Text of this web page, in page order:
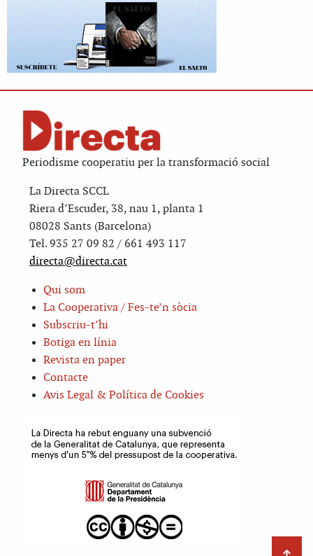
Periodisme cooperatiu per la transformació social
La Directa SCCL
Riera d’Escuder, 38, nau 1, planta 1
08028 Sants (Barcelona)
Tel. 935 27 09 82 / 661 493 117
directa@directa.cat
Qui som
La Cooperativa / Fes-te’n sòcia
Subscriu-t’hi
Botiga en línia
Revista en paper
Contacte
Avis Legal & Política de Cookies